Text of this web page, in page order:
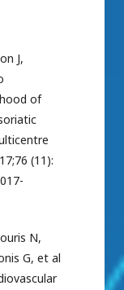
J,
of
(11):
N,
G, et al